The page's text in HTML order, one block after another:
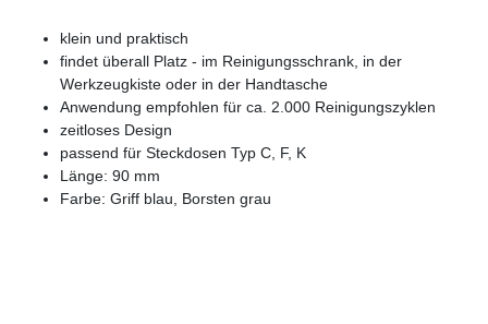
klein und praktisch
findet überall Platz - im Reinigungsschrank, in der
Werkzeugkiste oder in der Handtasche
Anwendung empfohlen für ca. 2.000 Reinigungszyklen
zeitloses Design
passend für Steckdosen Typ C, F, K
Länge: 90 mm
Farbe: Griff blau, Borsten grau